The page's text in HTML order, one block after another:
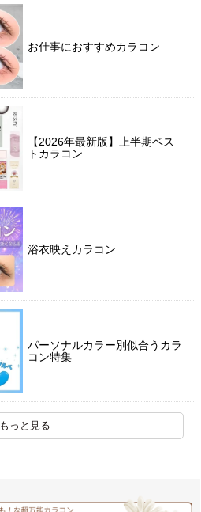
お仕事におすすめカラコン
【2026年最新版】上半期ベス
トカラコン
浴衣映えカラコン
パーソナルカラー別似合うカラ
コン特集
もっと見る